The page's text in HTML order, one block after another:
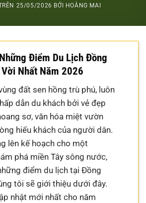
25/05/2026 BỞI HOÀNG MAI
Điểm Du Lịch Đồng
Vời Nhất Năm 2026
đất sen hồng trù phú, luôn
dẫn du khách bởi vẻ đẹp
sơ, văn hóa miệt vườn
hiếu khách của người dân.
lên kế hoạch cho một
phá miền Tây sông nước,
điểm du lịch tại Đồng
tôi sẽ giới thiệu dưới đây.
nhật mới nhất cho năm